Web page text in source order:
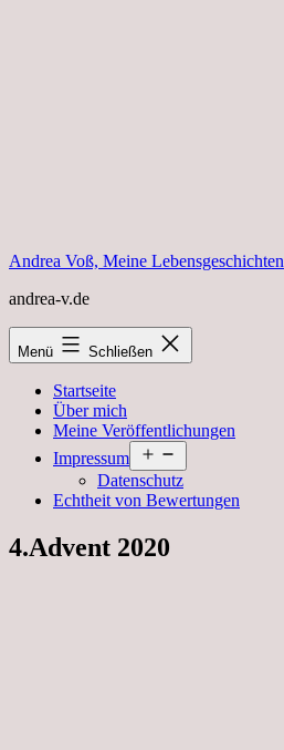
Andrea Voß, Meine Lebensgeschichten
andrea-v.de
Menü Schließen
Startseite
Über mich
Meine Veröffentlichungen
Impressum
öffnen
Datenschutz
Echtheit von Bewertungen
4.Advent 2020